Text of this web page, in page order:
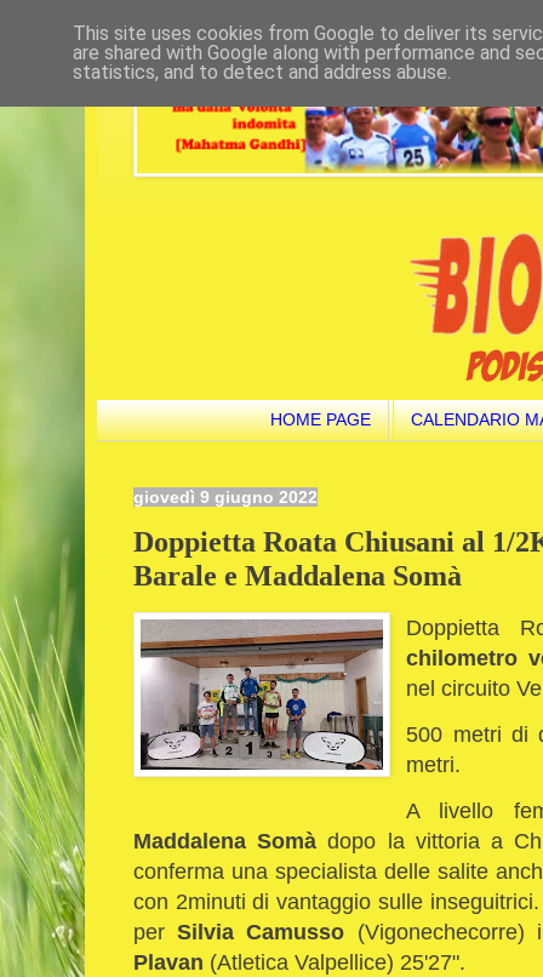
HOME PAGE CALENDARIO
giovedì 9 giugno 2022
Doppietta Roata Chiusani al 1/
Barale e Maddalena Somà
Doppietta
chilometro
nel circuito
500 metri di
metri.
A livello
Maddalena Somà dopo la vittoria a
conferma una specialista delle salite
con 2minuti di vantaggio sulle
perSilvia Camusso
Plavan (Atletica Valpellice) 25'27".
This site uses cookies from Google to deliver its
are shared with Google along with performance and
statistics, and to detect and address abuse.